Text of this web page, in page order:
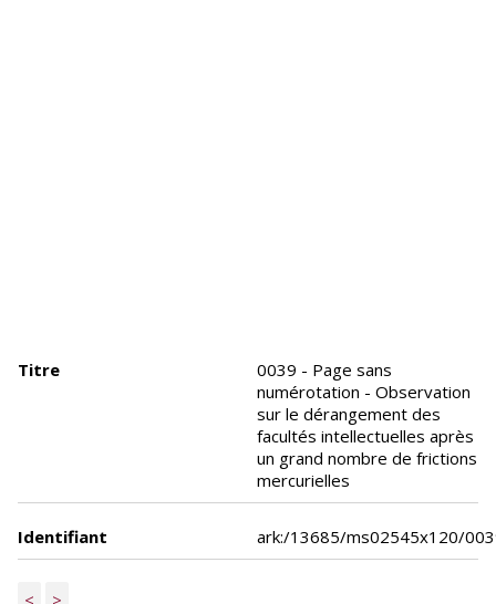
Titre
0039 - Page sans
numérotation - Observation
sur le dérangement des
facultés intellectuelles après
un grand nombre de frictions
mercurielles
Identifiant ark:/13685/ms02545x120/